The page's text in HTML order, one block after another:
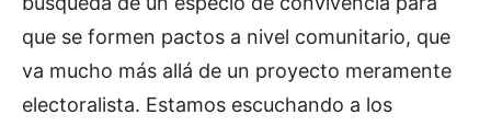
que se formen pactos a nivel comunitario, que
va mucho más allá de un proyecto meramente
electoralista. Estamos escuchando a los